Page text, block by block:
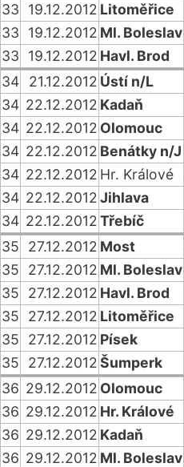
33
19.12.2012 Litoměřice
33
19.12.2012 Ml. Boleslav
33
19.12.2012 Havl. Brod
34
21.12.2012 Ústí n/L
34 22.12.2012 Kadaň
34 22.12.2012 Olomouc
34 22.12.2012 Benátky n/J
34 22.12.2012 Hr. Králové
34 22.12.2012Jihlava
34 22.12.2012Třebíč
35
27.12.2012 Most
35
27.12.2012 Ml. Boleslav
35
27.12.2012 Havl. Brod
35
27.12.2012 Litoměřice
35
27.12.2012 Písek
35
27.12.2012Šumperk
36 29.12.2012 Olomouc
36 29.12.2012 Hr. Králové
36 29.12.2012 Kadaň
36 29.12.2012 Ml. Boleslav